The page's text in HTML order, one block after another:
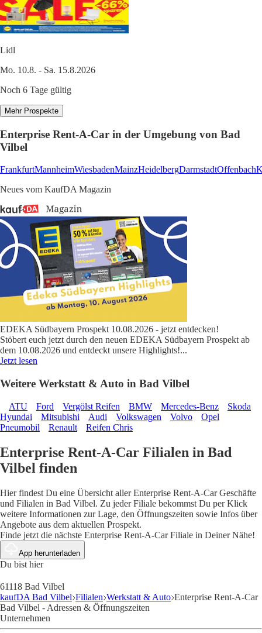
Lidl
Mo. 10.8. - Sa. 15.8.2026
Noch 6 Tage gültig
Mehr Prospekte
Enterprise Rent-A-Car in der Umgebung von Bad
Vilbel
FrankfurtMannheimWiesbadenMainzHeidelbergDarmstadtOffenbach
Neues vom KaufDA Magazin
EDEKA Südbayern Prospekt 10.08.2026 - jetzt entdecken!
Stöbert euch jetzt durch den neuen EDEKA Südbayern Prospekt ab
dem 10.08.2026 und entdeckt unsere Highlights!...
Jetzt lesen
Weitere Werkstatt & Auto in Bad Vilbel
ATU Ford Vergölst Reifen BMW Mercedes-Benz
Skoda
Hyundai
Mitsubishi Audi Volkswagen Volvo
Opel
Pneumobil
Renault Reifen Chris
Enterprise Rent-A-Car Filialen in Bad
Vilbel finden
Hier findest Du eine Übersicht aller Enterprise Rent-A-Car Geschäfte
und Filialen in Bad Vilbel. Zu jeder Filiale bekommst Du per Klick
weitere Informationen zur Lage, den Öffnungszeiten sowie Infos über
Angebote aus dem aktuellen Prospekt.
Finde jetzt die nächste Enterprise Rent-A-Car Filiale in Deiner Nähe!
App herunterladen
Du bist hier
61118 Bad Vilbel
kaufDA Bad Vilbel Filialen Werkstatt & Auto Enterprise Rent-A-Car
Bad Vilbel - Adressen & Öffnungszeiten
Unternehmen